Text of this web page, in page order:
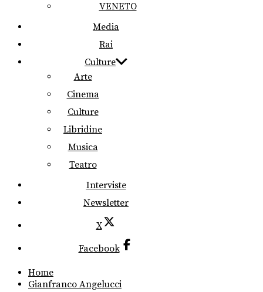
VENETO
Media
Rai
Culture
Arte
Cinema
Culture
Libridine
Musica
Teatro
Interviste
Newsletter
X
Facebook
Home
Gianfranco Angelucci